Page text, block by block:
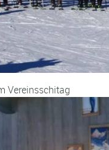
Vereinsschitag